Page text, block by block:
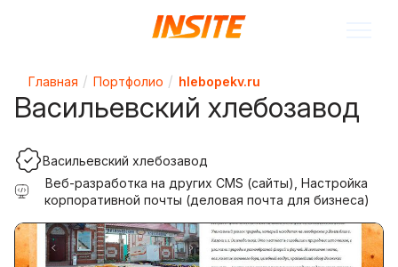
Главная Портфолио hlebopekv.ru
Васильевский хлебозавод
Васильевский хлебозавод
Веб-разработка на других CMS (сайты), Настройка
корпоративной почты (деловая почта для бизнеса)